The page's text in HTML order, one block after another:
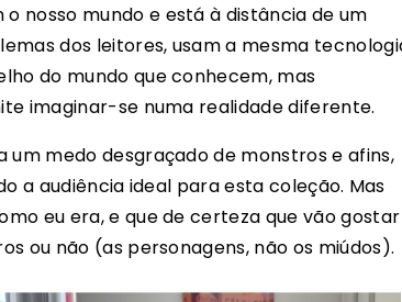
nosso mundo e está à distância de um
dos leitores, usam a mesma
do mundo que conhecem, mas
imaginar-se numa realidade diferente.
um medo desgraçado de monstros e afins,
a audiência ideal para esta coleção. Mas
eu era, e que de certeza que vão gostar
ou não (as personagens, não os miúdos).